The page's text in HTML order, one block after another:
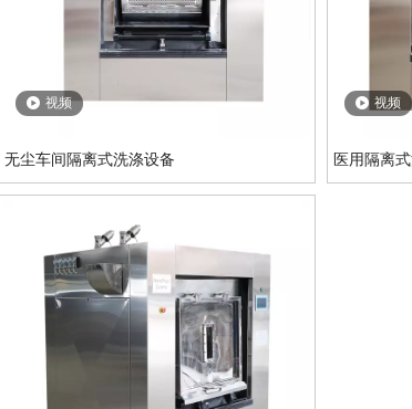
视频
无尘车间隔离式洗涤设备
视频
医用隔离